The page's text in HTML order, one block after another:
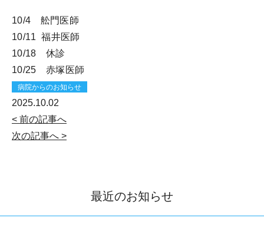
10/4 舩門医師
10/11 福井医師
10/18 休診
10/25 赤塚医師
病院からのお知らせ
2025.10.02
< 前の記事へ
次の記事へ >
最近のお知らせ